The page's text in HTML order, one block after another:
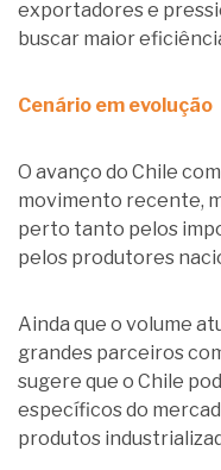
exportadores e
buscar maior
Cenário em evolução
O avanço do Chile
movimento recente,
perto tanto pelos
pelos produtores
Ainda que o volume
grandes parceiros
sugere que o Chile
específicos do
produtos